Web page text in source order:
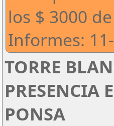
los $ 3000
Informes:
TORRE
PRESENCIA
PONSA